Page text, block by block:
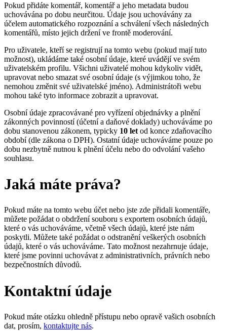
Pokud přidáte komentář, komentář a jeho metadata budou
uchovávána po dobu neurčitou. Údaje jsou uchovávány za
účelem automatického rozpoznání a schválení všech následných
komentářů, místo jejich držení ve frontě moderování.
Pro uživatele, kteří se registrují na tomto webu (pokud mají tuto
možnost), ukládáme také osobní údaje, které uvádějí ve svém
uživatelském profilu. Všichni uživatelé mohou kdykoliv vidět,
upravovat nebo smazat své osobní údaje (s výjimkou toho, že
nemohou změnit své uživatelské jméno). Administrátoři webu
mohou také tyto informace zobrazit a upravovat.
Osobní údaje zpracovávané pro vyřízení objednávky a plnění
zákonných povinností (účetní a daňové doklady) uchováváme po
dobu stanovenou zákonem, typicky 10 let od konce zdaňovacího
období (dle zákona o DPH). Ostatní údaje uchováváme pouze po
dobu nezbytně nutnou k plnění účelu nebo do odvolání vašeho
souhlasu.
Jaká máte práva?
Pokud máte na tomto webu účet nebo jste zde přidali komentáře,
můžete požádat o obdržení souboru s exportem osobních údajů,
které o vás uchováváme, včetně všech údajů, které jste nám
poskytli. Můžete také požádat o odstranění veškerých osobních
údajů, které o vás uchováváme. Tato možnost nezahrnuje údaje,
které jsme povinni uchovávat z administrativních, právních nebo
bezpečnostních důvodů.
Kontaktní údaje
Pokud máte otázku ohledně přístupu nebo opravě vašich osobních
dat, prosím, kontaktujte nás.